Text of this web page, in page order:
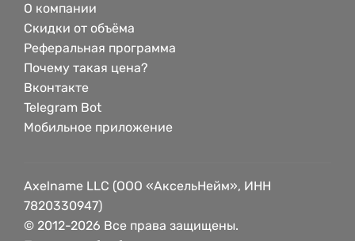
О компании
Скидки от объёма
Реферальная программа
Почему такая цена?
Вконтакте
Telegram Bot
Мобильное приложение
Axelname LLC (ООО «АксельНейм», ИНН
7820330947)
© 2012-2026 Все права защищены.